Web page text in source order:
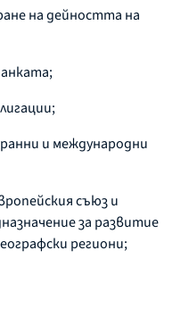
на дейността на
и международни
съюз и
за развитие
региони;